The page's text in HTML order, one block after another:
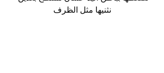
نثنيها مثل الظرف